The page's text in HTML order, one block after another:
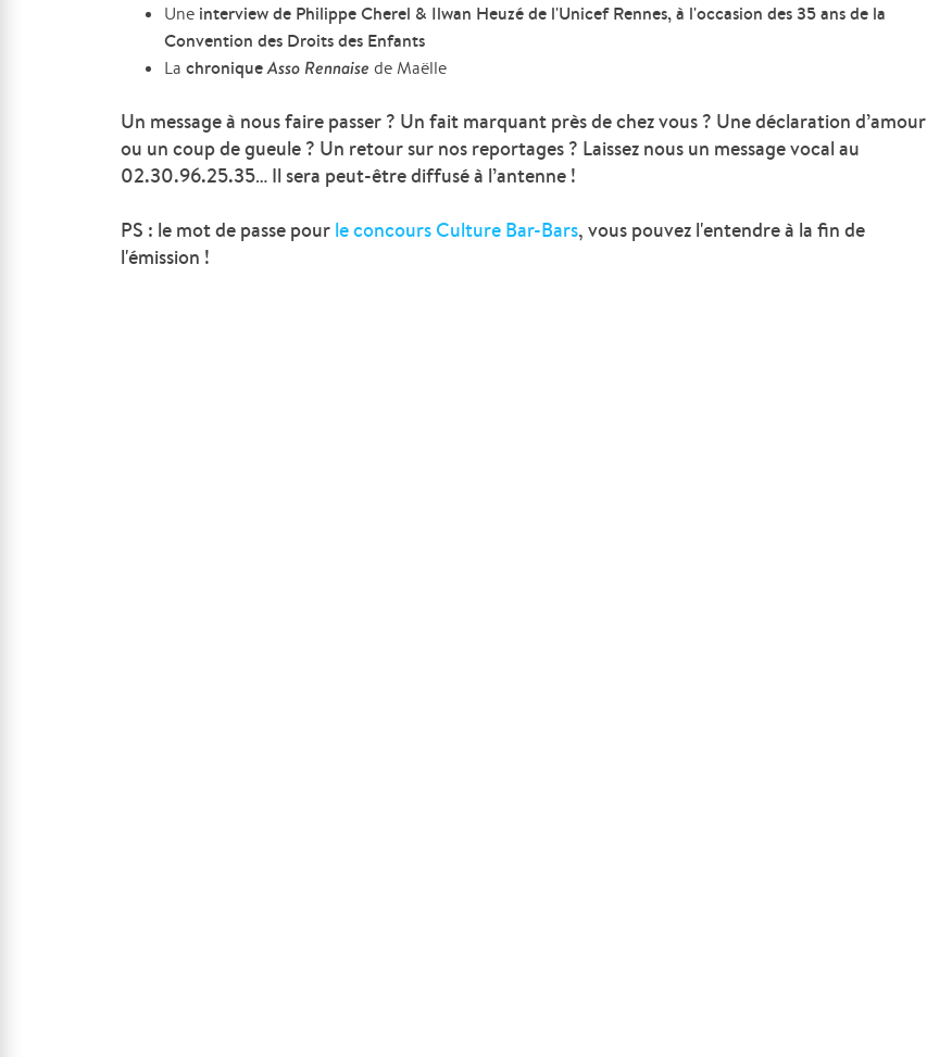
Une interview de Philippe Cherel & Ilwan Heuzé de l'Unicef Rennes, à l'occasion des 35 ans de la
Convention des Droits des Enfants
La chroniqueAsso Rennaisede Maëlle
Un message à nous faire passer ? Un fait marquant près de chez vous ? Une déclaration d’amour
ou un coup de gueule ? Un retour sur nos reportages ? Laissez nous un message vocal au
02.30.96.25.35… Il sera peut-être diffusé à l’antenne !
PS : le mot de passe pour le concours Culture Bar-Bars, vous pouvez l'entendre à la fin de
l'émission !